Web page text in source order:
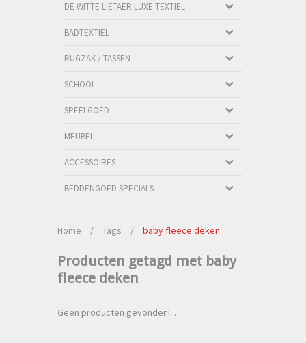
DE WITTE LIETAER LUXE TEXTIEL
BADTEXTIEL
RUGZAK / TASSEN
SCHOOL
SPEELGOED
MEUBEL
ACCESSOIRES
BEDDENGOED SPECIALS
Home / Tags / baby fleece deken
Producten getagd met baby
fleece deken
Geen producten gevonden!...